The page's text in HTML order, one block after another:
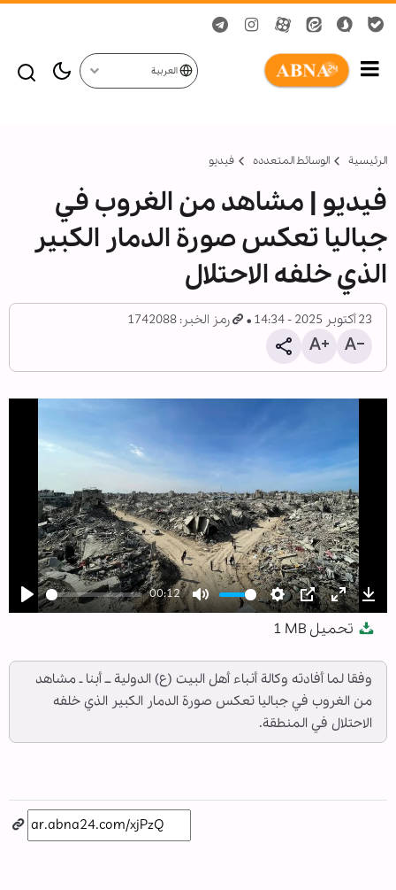
العربية
الرئيسية الوسائط المتعدده فیدیو
فيديو | مشاهد من الغروب في
جباليا تعكس صورة الدمار الكبير
الذي خلفه الاحتلال
23 أكتوبر 2025 - 14:34 رمز الخبر: 1742088
Play
00:12
Mute Settings
PIP Enter
تحميل 1 MB
وفقا لما أفادته وكالة أنباء أهل البيت (ع) الدولية ــ أبنا ـ مشاهد
من الغروب في جباليا تعكس صورة الدمار الكبير الذي خلفه
الاحتلال في المنطقة.